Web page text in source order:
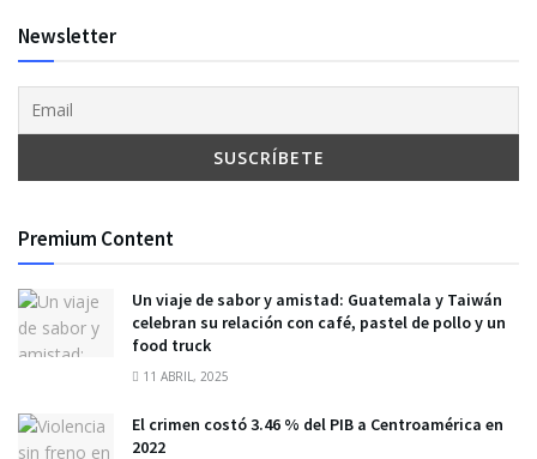
Newsletter
Premium Content
Un viaje de sabor y amistad: Guatemala y Taiwán
celebran su relación con café, pastel de pollo y un
food truck
11 ABRIL, 2025
El crimen costó 3.46 % del PIB a Centroamérica en
2022